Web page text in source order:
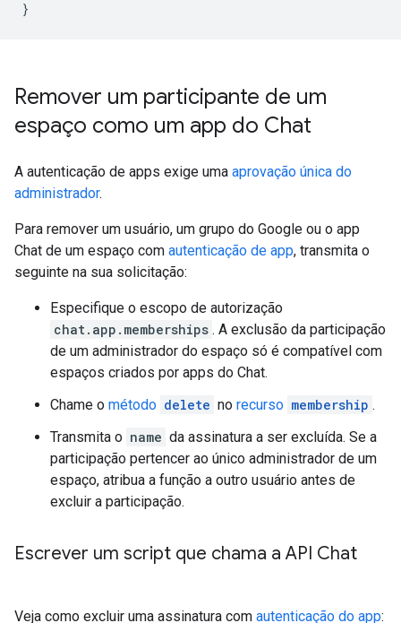
Remover um participante de um
espaço como um app do Chat
A autenticação de apps exige uma aprovação única do
administrador.
Para remover um usuário, um grupo do Google ou o app
Chat de um espaço com autenticação de app, transmita o
seguinte na sua solicitação:
Especifique o escopo de autorização
chat.app.memberships . A exclusão da participação
de um administrador do espaço só é compatível com
espaços criados por apps do Chat.
Chame o método delete no recurso membership .
Transmita o name da assinatura a ser excluída. Se a
participação pertencer ao único administrador de um
espaço, atribua a função a outro usuário antes de
excluir a participação.
Escrever um script que chama a API Chat
Veja como excluir uma assinatura com autenticação do app: